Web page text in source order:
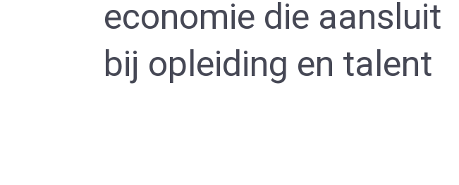
economie die aansluit
bij opleiding en talent